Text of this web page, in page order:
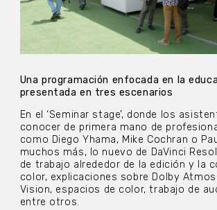
Una programación enfocada en la
presentada en tres escenarios
En el ‘Seminar stage’, donde los
conocer de primera mano de
como Diego Yhama, Mike Cochran o
muchos más, lo nuevo de DaVinci
de trabajo alrededor de la edición y la
color, explicaciones sobre Dolby
Vision, espacios de color, trabajo de
entre otros.